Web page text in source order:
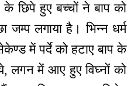
छिपे हुए बच्चों ने बाप को
लगाया है। भिन्न धर्म
में पर्दे को हटाए बाप के
लगन में आए हुए विघ्नों को